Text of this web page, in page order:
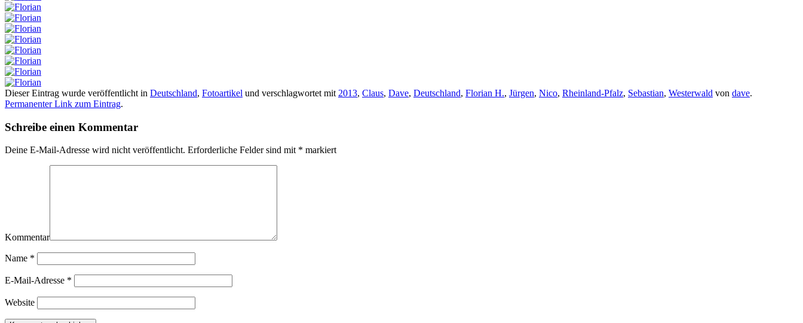
Dieser Eintrag wurde veröffentlicht in Deutschland, Fotoartikel und verschlagwortet mit 2013, Claus, Dave, Deutschland, Florian H., Jürgen, Nico, Rheinland-Pfalz, Sebastian, Westerwald von dave.
Permanenter Link zum Eintrag.
Schreibe einen Kommentar
Deine E-Mail-Adresse wird nicht veröffentlicht. Erforderliche Felder sind mit * markiert
Kommentar
Name *
E-Mail-Adresse *
Website